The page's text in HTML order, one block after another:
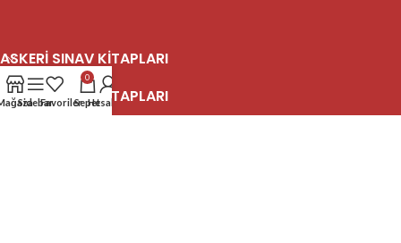
ASKERI SINAV KITAPLARI
ASKERI SINAV KITAPLARI
SidebarFavoriler
0
SepetHesabım